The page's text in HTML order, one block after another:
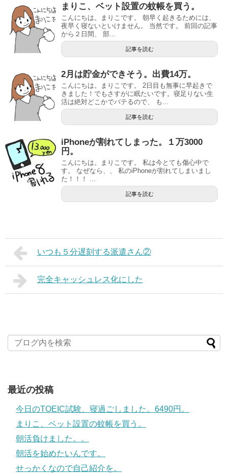
まりこ、ベット設置の蚊帳を買う。
こんにちは。まりこです。 朝早く起きるためには、
夜早く寝ないといけません。 当然です。 前回の記事
から２日間、 部...
記事を読む
2月は貯金ができそう。出費14万。
こんにちは。まりこです。 2日目も無事に早起きで
きました！でもさすがに眠たいです。寝足りない生
活は絶対どこかでバテるので、 も...
記事を読む
iPhoneが割れてしまった。１万3000
円。
こんにちは。まりこです。 私は今とても傷心中で
す。 なぜなら、、 私のiPhoneが割れてしまいまし
た！！！ ...
記事を読む
いつも５分遅刻する派遣さん②
完全キャッシュレス化にした
最近の投稿
今日のTOEIC試験、寝過ごしました。6490円。
まりこ、ベット設置の蚊帳を買う。
朝活負けました。。
朝活を始めたいんです。
せっかくなので自己紹介を。